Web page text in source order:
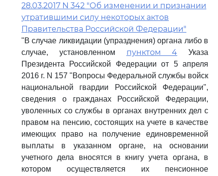
28.03.2017 N 342 "Об изменении и признании
утратившими силу некоторых актов
Правительства Российской Федерации"
"В случае ликвидации (упразднения) органа либо в
случае, установленном пунктом 4 Указа
Президента Российской Федерации от 5 апреля
2016 г. N 157 "Вопросы Федеральной службы войск
национальной гвардии Российской Федерации",
сведения о гражданах Российской Федерации,
уволенных со службы в органах внутренних дел с
правом на пенсию, состоящих на учете в качестве
имеющих право на получение единовременной
выплаты в указанном органе, на основании
учетного дела вносятся в книгу учета органа, в
котором осуществляется их пенсионное